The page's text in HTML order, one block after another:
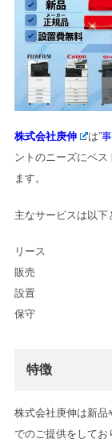
株式会社庚伸 は”
ントのニーズにベ
ます。
主なサービスは以下
リース
販売
設置
保守
特徴
株式会社庚伸は新品
でのご提供をしてお